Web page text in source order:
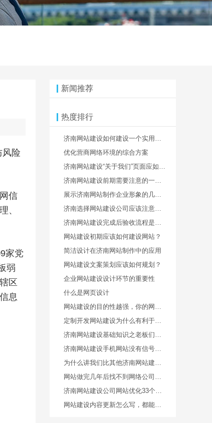
风险
信
、
家党
弱
区
息
新闻推荐
热度排行
济南网站建设如何建设一个实用性强的网站
优化营商网络环境的综合方案
济南网站建设“关于我们”页面应如何设计处理
济南网站建设前期需要注意的一些事情
展示济南网站制作企业形象的几种方法
济南选择网站建设公司应该注意什么？
济南网站建设完成后验收流程是什么样的
网站建设初期应该如何建设网站？
简洁设计在济南网站制作中的应用
网站建设文案策划应该如何规划？
企业网站建设设计环节的重要性
什么是网页设计
网站建设的目的性越强，你的网站的发光点就越完善
定制开发网站建设为什么有利于优化
济南网站建设基础知识之老板们应该注意哪些？
济南网站建设手机网站没有信号页面设计思路
为什么讲我们比其他济南网站建设公司做的好？
网站做完几年后找不到网络公司的人了怎么办？
济南网站建设公司网站优化33个关键词是怎么做到的？
网站建设内容更新怎么写，都能从哪些方面进行编辑？